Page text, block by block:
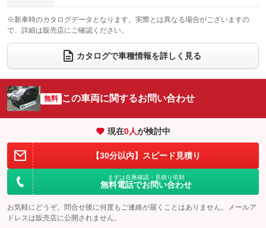
：装備なし ：装備なし
ウォークスルー
：装備なし
電動リアゲート フロントカメラ
：装備なし
：装備なし ：装備なし
サイドカメラ
：装備なし ルーフレール
：装備なし
：装備なし
：装備なし
※新車時のカタログデータとなります。実際とは異なる場合がございますの
で、詳細は販売店にご確認ください。
カタログで車種情報を詳しく見る
無料 この車両に関するお問い合わせ
現在0人が検討中
【30分以内】スピード見積り
まずは在庫確認・見積り依頼
無料電話でお問い合わせ
お気軽にどうぞ。問合せ後に何度もご連絡が届くことはありません。メールア
ドレスは販売店に公開されません。